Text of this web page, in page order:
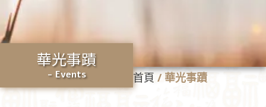
華光事蹟
- Events 首頁 / 華光事蹟